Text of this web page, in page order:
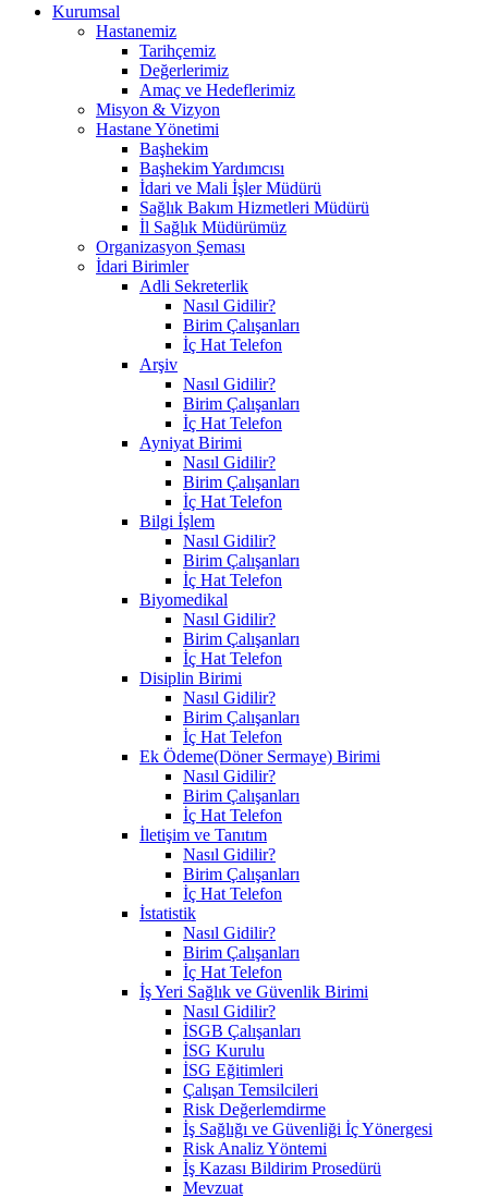
Kurumsal
Hastanemiz
Tarihçemiz
Değerlerimiz
Amaç ve Hedeflerimiz
Misyon & Vizyon
Hastane Yönetimi
Başhekim
Başhekim Yardımcısı
İdari ve Mali İşler Müdürü
Sağlık Bakım Hizmetleri Müdürü
İl Sağlık Müdürümüz
Organizasyon Şeması
İdari Birimler
Adli Sekreterlik
Nasıl Gidilir?
Birim Çalışanları
İç Hat Telefon
Arşiv
Nasıl Gidilir?
Birim Çalışanları
İç Hat Telefon
Ayniyat Birimi
Nasıl Gidilir?
Birim Çalışanları
İç Hat Telefon
Bilgi İşlem
Nasıl Gidilir?
Birim Çalışanları
İç Hat Telefon
Biyomedikal
Nasıl Gidilir?
Birim Çalışanları
İç Hat Telefon
Disiplin Birimi
Nasıl Gidilir?
Birim Çalışanları
İç Hat Telefon
Ek Ödeme(Döner Sermaye) Birimi
Nasıl Gidilir?
Birim Çalışanları
İç Hat Telefon
İletişim ve Tanıtım
Nasıl Gidilir?
Birim Çalışanları
İç Hat Telefon
İstatistik
Nasıl Gidilir?
Birim Çalışanları
İç Hat Telefon
İş Yeri Sağlık ve Güvenlik Birimi
Nasıl Gidilir?
İSGB Çalışanları
İSG Kurulu
İSG Eğitimleri
Çalışan Temsilcileri
Risk Değerlemdirme
İş Sağlığı ve Güvenliği İç Yönergesi
Risk Analiz Yöntemi
İş Kazası Bildirim Prosedürü
Mevzuat